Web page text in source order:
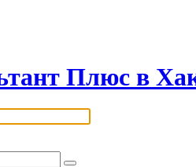
Плюс в